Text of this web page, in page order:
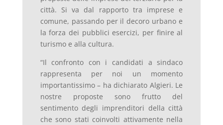
città. Si va dal rapporto tra imprese e
comune, passando per il decoro urbano e
la forza dei pubblici esercizi, per finire al
turismo e alla cultura.
“Il confronto con i candidati a sindaco
rappresenta per noi un momento
importantissimo – ha dichiarato Algieri. Le
nostre proposte sono frutto del
sentimento degli imprenditori della città
che sono stati coinvolti attivamente nella